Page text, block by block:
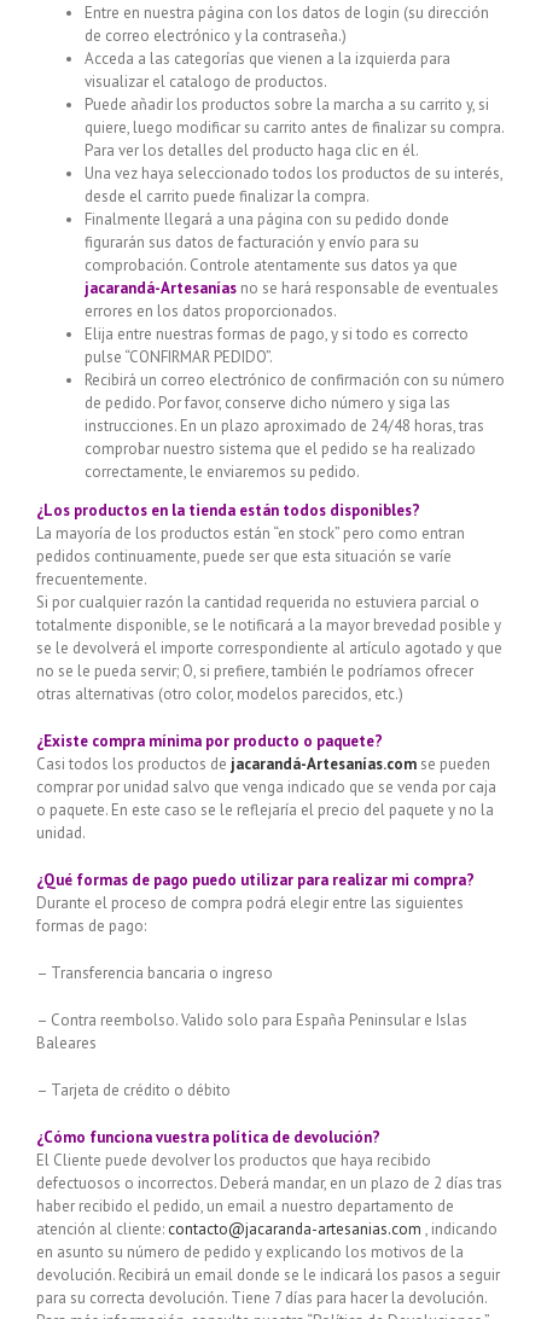
Entre en nuestra página con los datos de login (su dirección
de correo electrónico y la contraseña.)
Acceda a las categorías que vienen a la izquierda para
visualizar el catalogo de productos.
Puede añadir los productos sobre la marcha a su carrito y, si
quiere, luego modificar su carrito antes de finalizar su compra.
Para ver los detalles del producto haga clic en él.
Una vez haya seleccionado todos los productos de su interés,
desde el carrito puede finalizar la compra.
Finalmente llegará a una página con su pedido donde
figurarán sus datos de facturación y envío para su
comprobación. Controle atentamente sus datos ya que
jacarandá-Artesanías no se hará responsable de eventuales
errores en los datos proporcionados.
Elija entre nuestras formas de pago, y si todo es correcto
pulse “CONFIRMAR PEDIDO”.
Recibirá un correo electrónico de confirmación con su número
de pedido. Por favor, conserve dicho número y siga las
instrucciones. En un plazo aproximado de 24/48 horas, tras
comprobar nuestro sistema que el pedido se ha realizado
correctamente, le enviaremos su pedido.
¿Los productos en la tienda están todos disponibles?
La mayoría de los productos están “en stock” pero como entran
pedidos continuamente, puede ser que esta situación se varíe
frecuentemente.
Si por cualquier razón la cantidad requerida no estuviera parcial o
totalmente disponible, se le notificará a la mayor brevedad posible y
se le devolverá el importe correspondiente al artículo agotado y que
no se le pueda servir; O, si prefiere, también le podríamos ofrecer
otras alternativas (otro color, modelos parecidos, etc.)
¿Existe compra mínima por producto o paquete?
Casi todos los productos de jacarandá-Artesanías.com se pueden
comprar por unidad salvo que venga indicado que se venda por caja
o paquete. En este caso se le reflejaría el precio del paquete y no la
unidad.
¿Qué formas de pago puedo utilizar para realizar mi compra?
Durante el proceso de compra podrá elegir entre las siguientes
formas de pago:
– Transferencia bancaria o ingreso
– Contra reembolso. Valido solo para España Peninsular e Islas
Baleares
– Tarjeta de crédito o débito
¿Cómo funciona vuestra política de devolución?
El Cliente puede devolver los productos que haya recibido
defectuosos o incorrectos. Deberá mandar, en un plazo de 2 días tras
haber recibido el pedido, un email a nuestro departamento de
atención al cliente: contacto@jacaranda-artesanias.com , indicando
en asunto su número de pedido y explicando los motivos de la
devolución. Recibirá un email donde se le indicará los pasos a seguir
para su correcta devolución. Tiene 7 días para hacer la devolución.